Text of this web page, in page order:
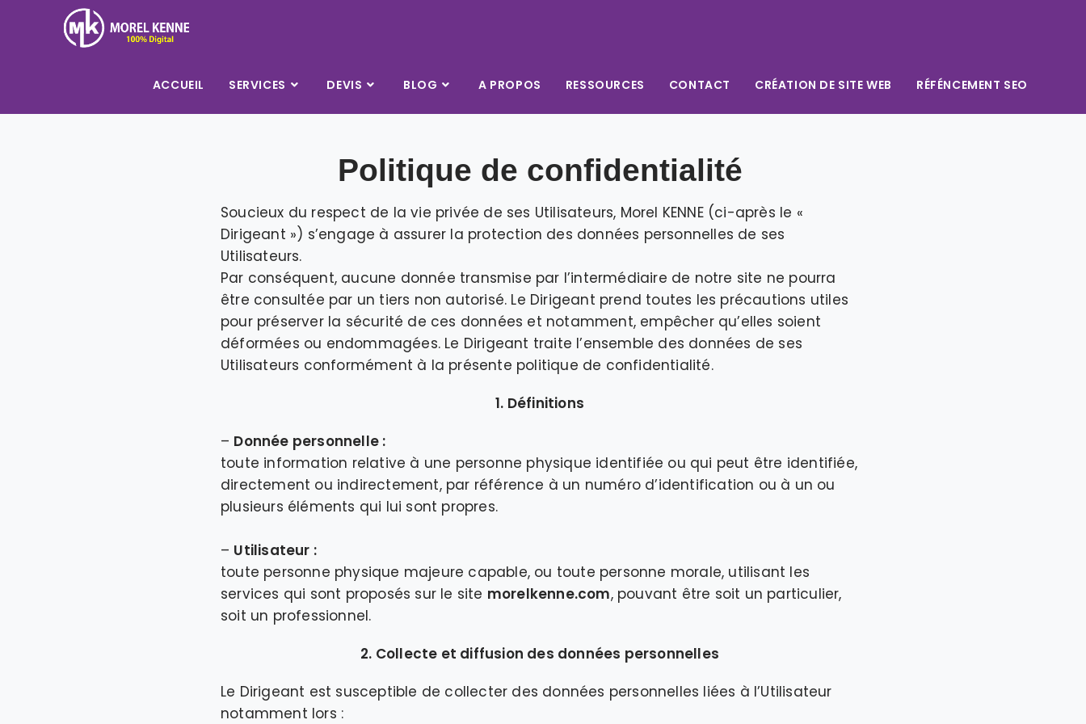
ACCUEIL SERVICES DEVIS BLOG A PROPOS RESSOURCES CONTACT CRÉATION DE SITE WEB RÉFÉNCEMENT SEO
Politique de confidentialité
Soucieux du respect de la vie privée de ses Utilisateurs, Morel KENNE (ci-après le «
Dirigeant ») s’engage à assurer la protection des données personnelles de ses
Utilisateurs.
Par conséquent, aucune donnée transmise par l’intermédiaire de notre site ne pourra
être consultée par un tiers non autorisé. Le Dirigeant prend toutes les précautions utiles
pour préserver la sécurité de ces données et notamment, empêcher qu’elles soient
déformées ou endommagées. Le Dirigeant traite l’ensemble des données de ses
Utilisateurs conformément à la présente politique de confidentialité.
1. Définitions
– Donnée personnelle :
toute information relative à une personne physique identifiée ou qui peut être identifiée,
directement ou indirectement, par référence à un numéro d’identification ou à un ou
plusieurs éléments qui lui sont propres.
– Utilisateur :
toute personne physique majeure capable, ou toute personne morale, utilisant les
services qui sont proposés sur le site morelkenne.com, pouvant être soit un particulier,
soit un professionnel.
2. Collecte et diffusion des données personnelles
Le Dirigeant est susceptible de collecter des données personnelles liées à l’Utilisateur
notamment lors :